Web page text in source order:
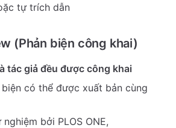
tự trích dẫn
(Phản biện công khai)
tác giả đều được công khai
có thể được xuất bản cùng
bởi PLOS ONE,